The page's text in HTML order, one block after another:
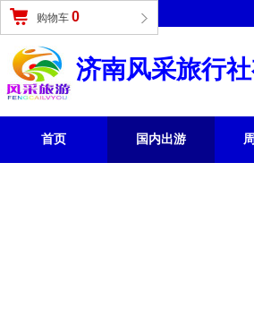
济南风采旅行
购物车 0
登录 | 免费注册
首页 国内出游